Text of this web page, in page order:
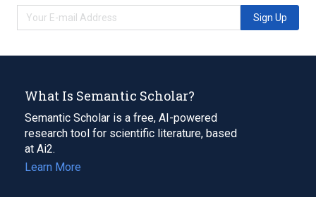
Sign Up
What Is Semantic Scholar?
Semantic Scholar is a free, AI-powered
research tool for scientific literature, based
at Ai2.
Learn More